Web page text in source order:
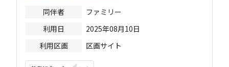
同伴者
ファミリー
利用日
2025年08月10日
利用区画
区画サイト